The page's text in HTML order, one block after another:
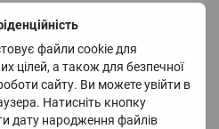
файли cookie для
цілей, а також для безпечної
сайту. Ви можете увійти в
Натисніть кнопку
дату народження файлів
Синій
Мікрофібра
Китай